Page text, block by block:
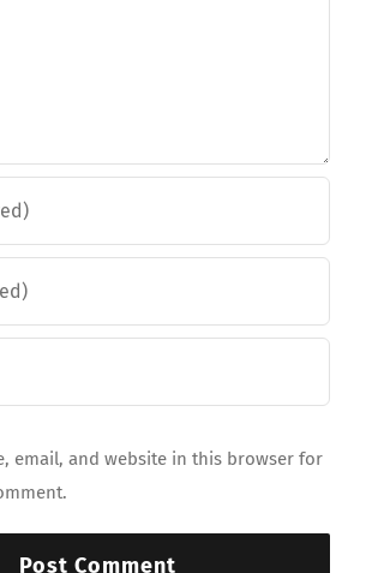
email, and website in this browser for